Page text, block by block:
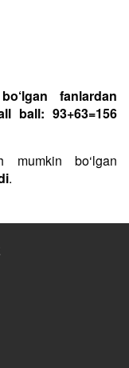
fanlardan
ball: 93+63=156
mumkin bo‘lgan
.